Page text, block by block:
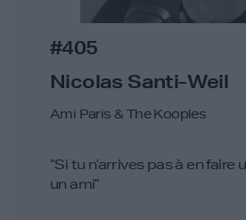
#405
Nicolas Santi-Weil
Ami Paris & The Kooples
“Si tu n’arrives pas à en faire
un ami”